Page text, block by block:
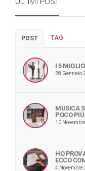
POST TAG
I 5
28 Gennaio
MUSICA
POCO PIÙ
10
HO
ECCO
4 Novembre